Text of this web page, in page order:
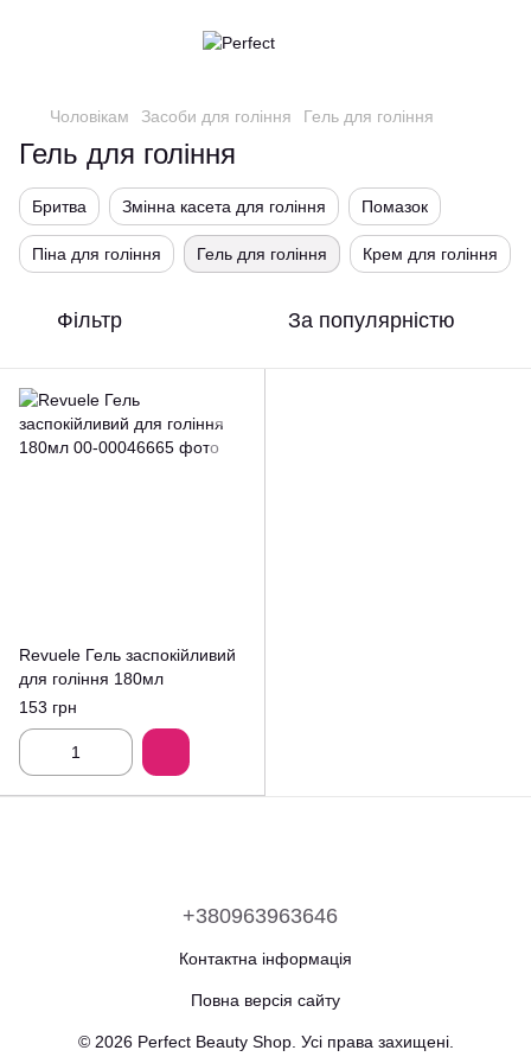
Чоловікам Засоби для гоління Гель для гоління
Гель для гоління
Бритва Змінна касета для гоління Помазок
Піна для гоління Гель для гоління Крем для гоління
Фільтр За популярністю
Revuele Гель заспокійливий
для гоління 180мл
153 грн
+380963963646
Контактна інформація
Повна версія сайту
© 2026 Perfect Beauty Shop. Усі права захищені.